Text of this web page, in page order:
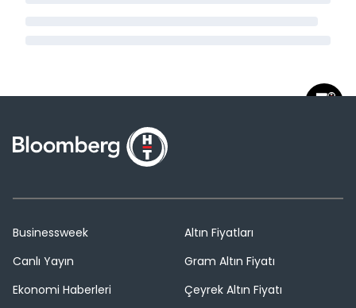
Businessweek
Canlı Yayın
Ekonomi Haberleri
Altın Fiyatları
Gram Altın Fiyatı
Çeyrek Altın Fiyatı